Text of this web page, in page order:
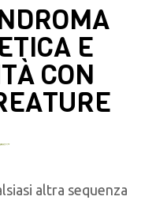
E
CON
altra sequenza